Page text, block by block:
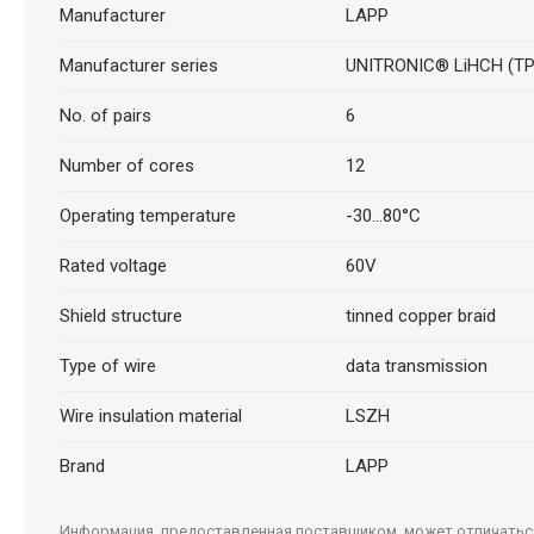
Manufacturer LAPP
Manufacturer series UNITRONIC® LiHCH
No. of pairs 6
Number of cores 12
Operating temperature -30...80°C
Rated voltage 60V
Shield structure tinned copper braid
Type of wire data transmission
Wire insulation material LSZH
Brand LAPP